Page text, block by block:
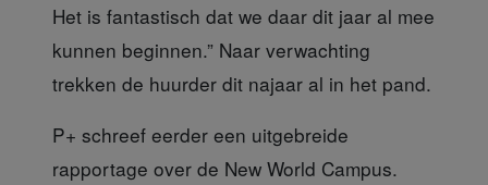
Het is fantastisch dat we daar dit jaar al mee
kunnen beginnen.” Naar verwachting
trekken de huurder dit najaar al in het pand.
P+ schreef eerder een uitgebreide
rapportage over de New World Campus.